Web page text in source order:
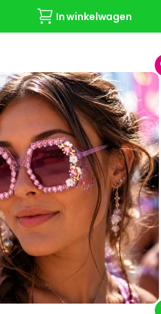
In winkelwagen